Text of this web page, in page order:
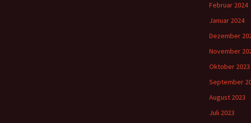
Februar 2024
Januar 2024
Dezember
November
Oktober 2023
September
August 2023
Juli 2023